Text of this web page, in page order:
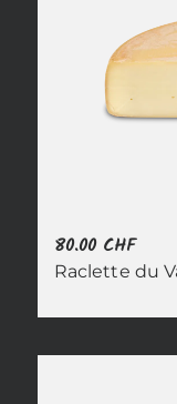
80.00 CHF
Raclette du